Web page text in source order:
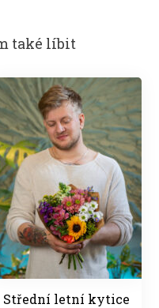
také líbit
Střední letní kytice